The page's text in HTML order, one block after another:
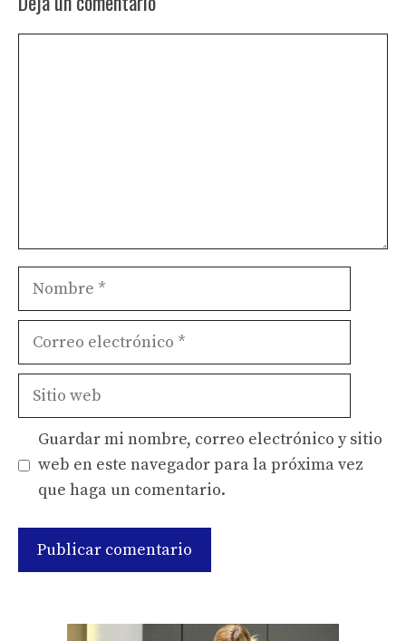
Nombre
Correo
Sitio
Guardar mi nombre, correo electrónico y sitio
web en este navegador para la próxima vez
que haga un comentario.